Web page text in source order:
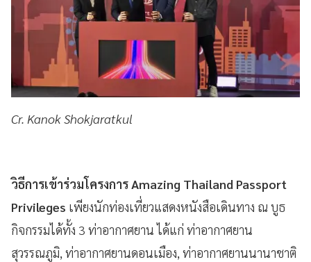
Cr. Kanok Shokjaratkul
วิธีการเข้าร่วมโครงการ Amazing Thailand Passport
Privileges เพียงนักท่องเที่ยวแสดงหนังสือเดินทาง ณ บูธ
กิจกรรมได้ทั้ง 3 ท่าอากาศยาน ได้แก่ ท่าอากาศยาน
สุวรรณภูมิ, ท่าอากาศยานดอนเมือง, ท่าอากาศยานนานาชาติ